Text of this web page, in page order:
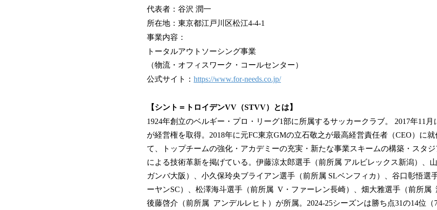
代表者：谷沢 潤一
所在地：東京都江戸川区松江4-4-1
事業内容：
トータルアウトソーシング事業
（物流・オフィスワーク・コールセンター）
公式サイト： https://www.for-needs.co.jp/
【シント＝トロイデンVV（STVV）とは】
1924年創立のベルギー・プロ・リーグ1部に所属するサッカークラブ。 2017年11月
が経営権を取得。2018年に元FC東京GMの立石敬之が最高経営責任者（CEO）に就
て、トップチームの強化・アカデミーの充実・新たな事業スキームの構築・スタ
による技術革新を掲げている。伊藤涼太郎選手（前所属 アルビレックス新潟）、
ガンバ大阪）、小久保玲央ブライアン選手（前所属 SLベンフィカ）、谷口彰悟選
ーヤンSC）、松澤海斗選手（前所属 V・ファーレン長崎）、畑大雅選手（前所属
後藤啓介（前所属 アンデルレヒト）が所属。2024-25シーズンは勝ち点31の14位（